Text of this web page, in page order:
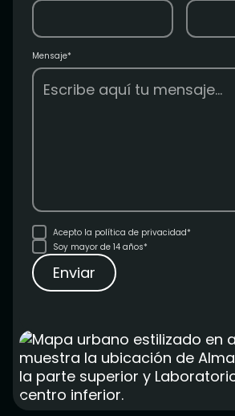
Mensaje*
Acepto la política de privacidad*
Soy mayor de 14 años*